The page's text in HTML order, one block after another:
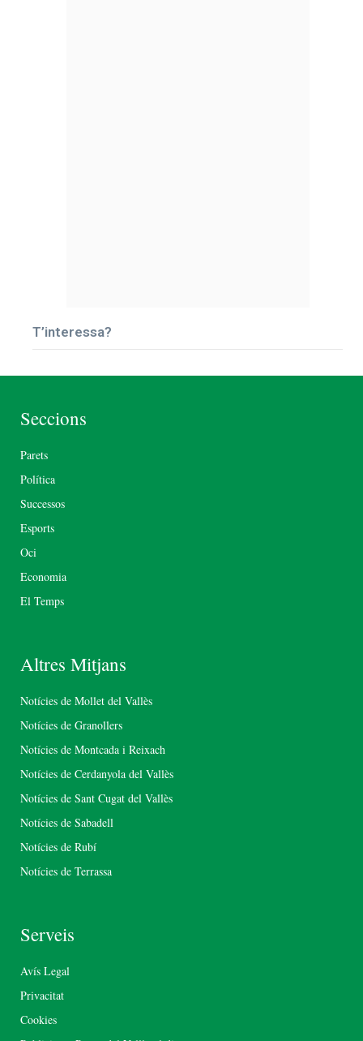
T’interessa?
Seccions
Parets
Política
Successos
Esports
Oci
Economia
El Temps
Altres Mitjans
Notícies de Mollet del Vallès
Notícies de Granollers
Notícies de Montcada i Reixach
Notícies de Cerdanyola del Vallès
Notícies de Sant Cugat del Vallès
Notícies de Sabadell
Notícies de Rubí
Notícies de Terrassa
Serveis
Avís Legal
Privacitat
Cookies